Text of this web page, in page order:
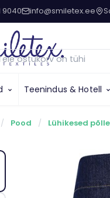
9040 info@smiletex.ee
Teenindus & Hotell
/ Pood / Lühikesed
ostukorv on tühi